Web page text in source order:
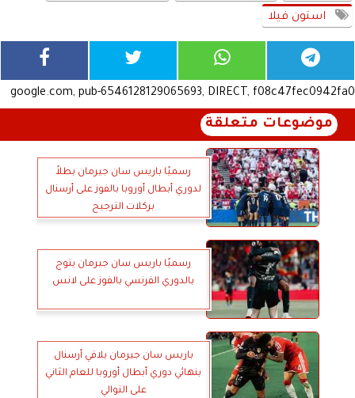
استون فيلا
google.com, pub-6546128129065693, DIRECT, f08c47fec0942fa0
موضوعات متعلقة
رسميًا باريس سان جيرمان بطلاً
لدوري أبطال أوروبا بالفوز على أرسنال
بركلات الترجيح
رسميًا باريس سان جيرمان يتوج
بالدوري الفرنسي بالفوز على لانس
باريس سان جيرمان يلاقي أرسنال
بنهائي دوري أبطال أوروبا للعام الثاني
على التوالي